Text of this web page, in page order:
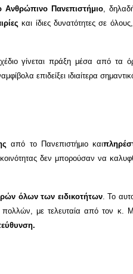
Ανθρώπινο Πανεπιστήμιο,
και ίδιες δυνατότητες σε
γίνεται πράξη μέσα από τα
επιδείξει ιδιαίτερα
από το Πανεπιστήμιο και
δεν μπορούσαν να
όλων των ειδικοτήτων. Το
πολλών, με τελευταία από τον κ.